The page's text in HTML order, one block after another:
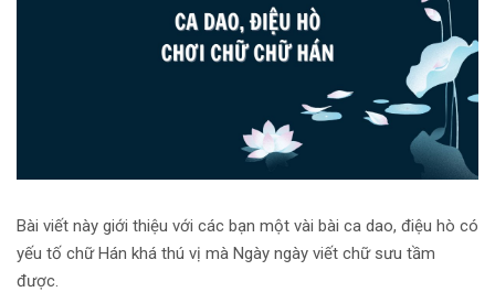
Bài viết này giới thiệu với các bạn một vài bài ca dao, điệu hò có
yếu tố chữ Hán khá thú vị mà Ngày ngày viết chữ sưu tầm
được.